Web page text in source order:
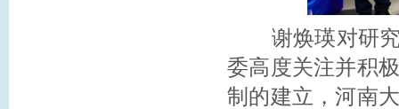
谢焕瑛对研究
委高度关注并积
制的建立，河南